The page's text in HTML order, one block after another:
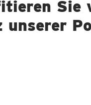
Sie
unserer